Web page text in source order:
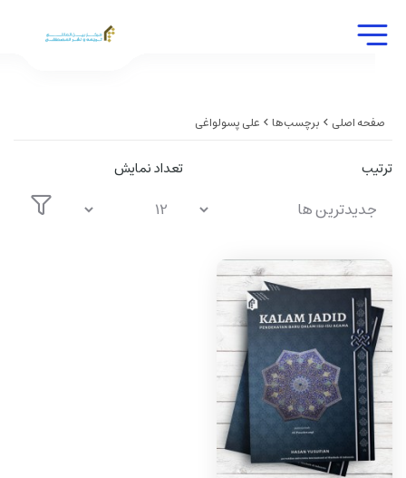
صفحه اصلی برچسب‌ها علی پسولواغی
ترتیب تعداد نمایش